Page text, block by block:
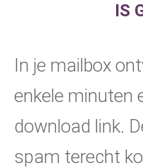
IS
In je mailbox
enkele minuten
download link.
spam terecht